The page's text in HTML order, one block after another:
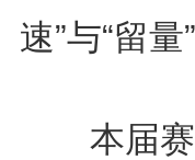
速”与“留量”
本届赛